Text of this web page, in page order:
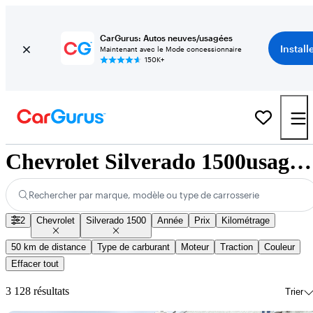
CarGurus: Autos neuves/usagées
Maintenant avec le Mode concessionnaire
150K+
Chevrolet Silverado 1500usagés à vendre à l’échelle nationale
Rechercher par marque, modèle ou type de carrosserie
2 Chevrolet Silverado 1500 Année Prix Kilométrage
50 km de distance Type de carburant Moteur Traction
Couleur
Effacer tout
3 128 résultats Trier